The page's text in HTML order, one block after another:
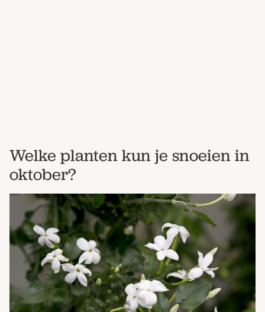
Welke planten kun je snoeien in
oktober?